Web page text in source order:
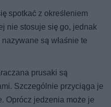
spotkać z określeniem
nie stosuje się go, jednak
są właśnie te
prusaki są
Szczególnie przyciąga je
Oprócz jedzenia może je